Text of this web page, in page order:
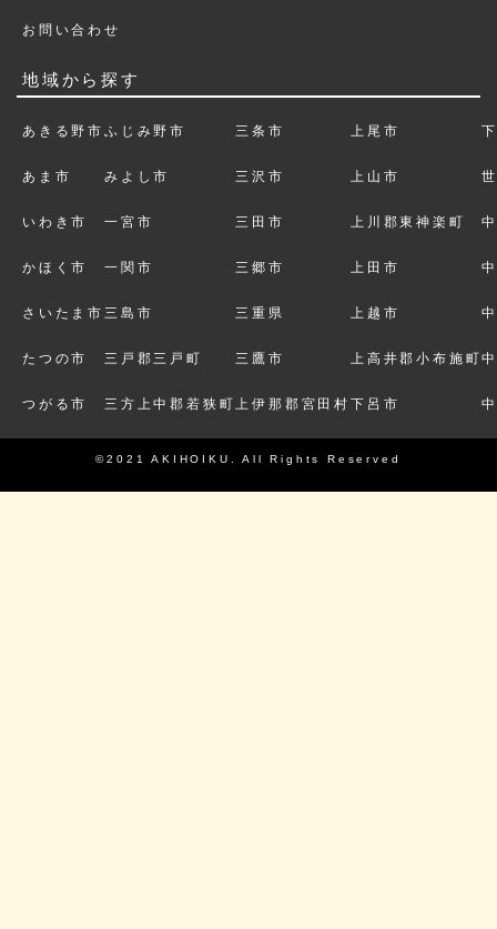
お問い合わせ
地域から探す
あきる野市
あま市
いわき市
かほく市
さいたま市
たつの市
つがる市
ふじみ野市
みよし市
一宮市
一関市
三島市
三戸郡三戸町
三方上中郡若狭町
三条市
三沢市
三田市
三郷市
三重県
三鷹市
上伊那郡宮田村
上尾市
上山市
上川郡東神楽町
上田市
上越市
上高井郡小布施町
下呂市
©2021 AKIHOIKU. All Rights Reserved